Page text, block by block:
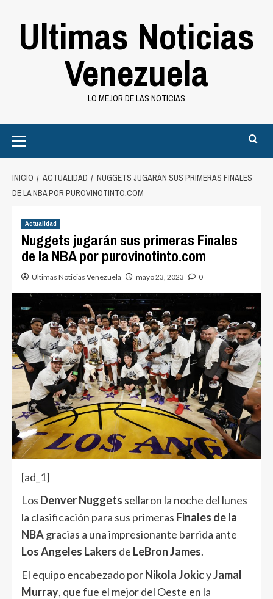
Ultimas Noticias
Venezuela
LO MEJOR DE LAS NOTICIAS
Menu
INICIO ACTUALIDAD
NUGGETS JUGARÁN SUS PRIMERAS FINALES
DE LA NBA POR PUROVINOTINTO.COM
Actualidad
Nuggets jugarán sus primeras Finales
de la NBA por purovinotinto.com
Ultimas Noticias Venezuela mayo 23, 2023 0
[ad_1]
Los Denver Nuggets sellaron la noche del lunes
la clasificación para sus primeras Finales de la
NBAgracias a una impresionante barrida ante
Los Angeles Lakers de LeBron James.
El equipo encabezado porNikola JokicyJamal
Murray, que fue el mejor del Oeste en la